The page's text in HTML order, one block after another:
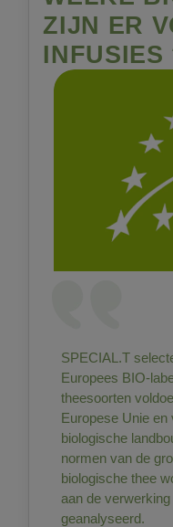
ZIJN ER
INFUSIES
SPECIAL.T
Europees BIO-
theesoorten
Europese Unie
biologische
normen van de
biologische thee
aan de
geanalyseerd.